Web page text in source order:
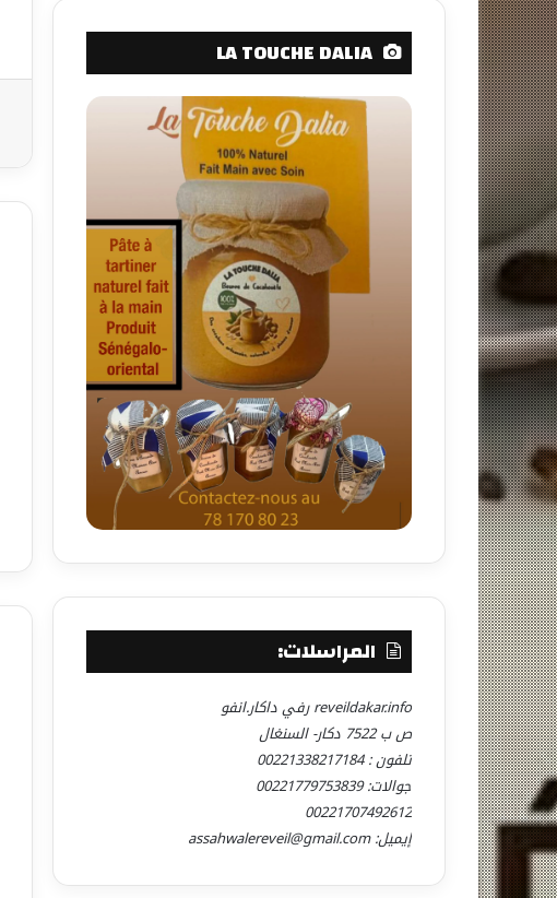
LA TOUCHE DALIA
المراسلات:
reveildakar.info رفي داكار.انفو
ص ب 7522 دكار- السنغال
تلفون : 00221338217184
جوالات: 00221779753839
00221707492612
إيميل: assahwalereveil@gmail.com